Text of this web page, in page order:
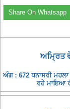
Share On Whatsapp
ਅਮ੍ਰਿਤ
ਅੰਗ : 672 ਧਨਾਸਰੀ
ਰਹੇ ਮਾਇਆ